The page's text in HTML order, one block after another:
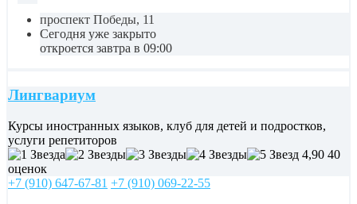
проспект Победы, 11
Сегодня уже закрыто
откроется завтра в 09:00
Лингвариум
Курсы иностранных языков, клуб для детей и подростков,
услуги репетиторов
4,90 40
оценок
+7 (910) 647-67-81 +7 (910) 069-22-55